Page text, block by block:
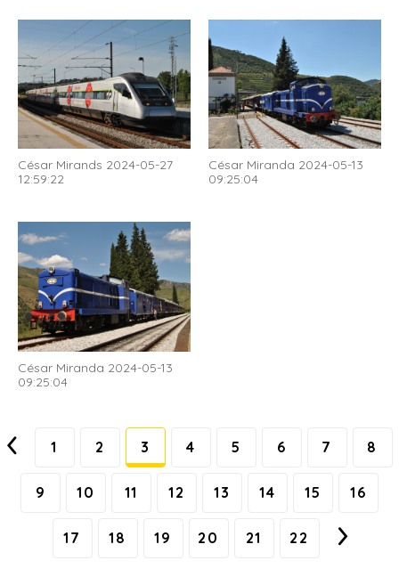
César Mirands 2024-05-27
12:59:22
César Miranda 2024-05-13
09:25:04
César Miranda 2024-05-13
09:25:04
1 2 3 4 5 6 7 8
9 10 11 12 13 14 15 16
17 18 19 20 21 22